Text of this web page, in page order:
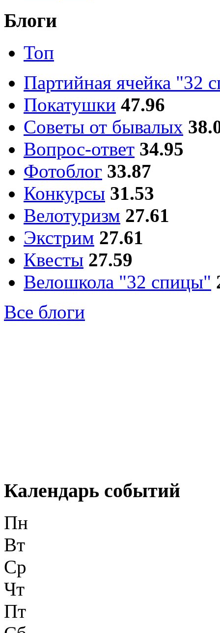
Блоги
Топ
Партийная ячейка "32
Покатушки 47.96
Советы от бывалых
Вопрос-ответ 34.95
Фотоблог 33.87
Конкурсы 31.53
Велотуризм 27.61
Экстрим 27.61
Квесты 27.59
Велошкола "32 спицы"
Все блоги
Календарь событий
Пн
Вт
Ср
Чт
Пт